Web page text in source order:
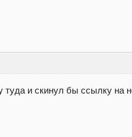
и скинул бы ссылку на